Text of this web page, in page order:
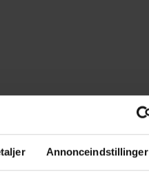
Annonceindstillinger